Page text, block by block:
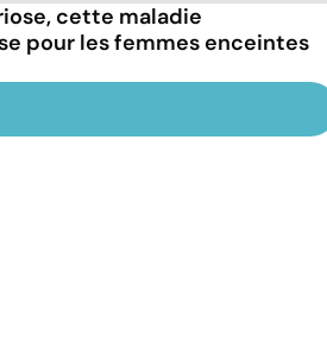
cette maladie
pour les femmes enceintes